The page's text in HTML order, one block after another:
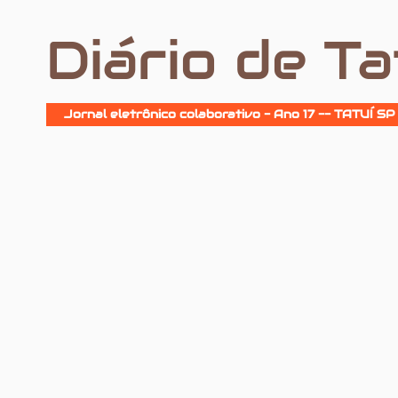
Diário de
Jornal eletrônico colaborativo - Ano 17 -- TATUÍ SP